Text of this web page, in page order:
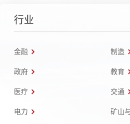
行业
金融 制造
政府 教育
医疗 交通
电力 矿山